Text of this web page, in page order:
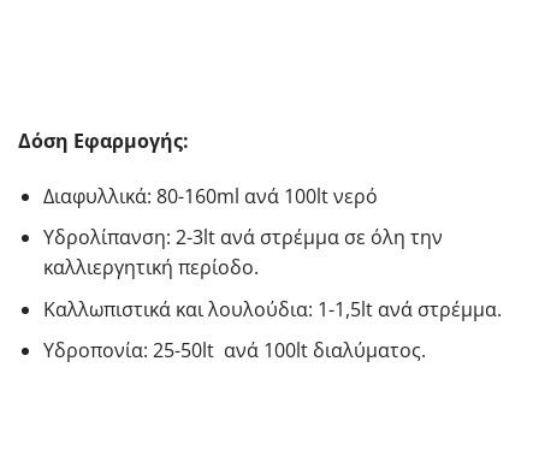
Δόση Εφαρμογής:
Διαφυλλικά: 80-160ml ανά 100lt νερό
Υδρολίπανση: 2-3lt ανά στρέμμα σε όλη την
καλλιεργητική περίοδο.
Καλλωπιστικά και λουλούδια: 1-1,5lt ανά στρέμμα.
Υδροπονία: 25-50lt ανά 100lt διαλύματος.